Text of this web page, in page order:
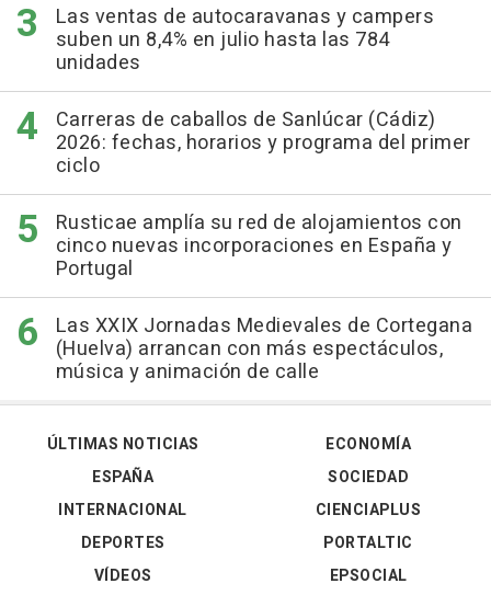
Las ventas de autocaravanas y campers
suben un 8,4% en julio hasta las 784
unidades
Carreras de caballos de Sanlúcar (Cádiz)
2026: fechas, horarios y programa del primer
ciclo
Rusticae amplía su red de alojamientos con
cinco nuevas incorporaciones en España y
Portugal
Las XXIX Jornadas Medievales de Cortegana
(Huelva) arrancan con más espectáculos,
música y animación de calle
ÚLTIMAS NOTICIAS
ESPAÑA
INTERNACIONAL
DEPORTES
VÍDEOS
ECONOMÍA
SOCIEDAD
CIENCIAPLUS
PORTALTIC
EPSOCIAL